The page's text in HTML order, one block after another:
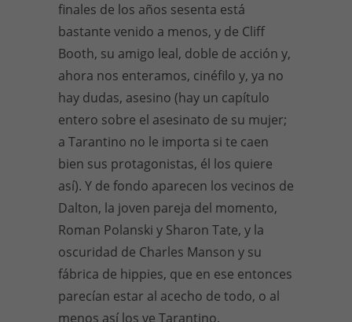
finales de los años sesenta está
bastante venido a menos, y de Cliff
Booth, su amigo leal, doble de acción y,
ahora nos enteramos, cinéfilo y, ya no
hay dudas, asesino (hay un capítulo
entero sobre el asesinato de su mujer;
a Tarantino no le importa si te caen
bien sus protagonistas, él los quiere
así). Y de fondo aparecen los vecinos de
Dalton, la joven pareja del momento,
Roman Polanski y Sharon Tate, y la
oscuridad de Charles Manson y su
fábrica de hippies, que en ese entonces
parecían estar al acecho de todo, o al
menos así los ve Tarantino.